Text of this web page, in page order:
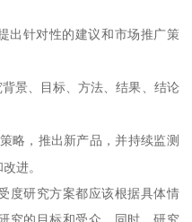
出针对性的建议和市场推广策
景、目标、方法、结果、结论
略，推出新产品，并持续监测
进。
度研究方案都应该根据具体情